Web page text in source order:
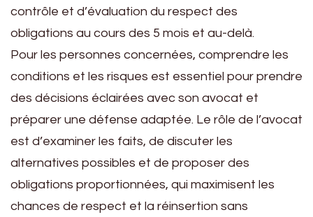
contrôle et d’évaluation du respect des
obligations au cours des 5 mois et au-delà.
Pour les personnes concernées, comprendre les
conditions et les risques est essentiel pour prendre
des décisions éclairées avec son avocat et
préparer une défense adaptée. Le rôle de l’avocat
est d’examiner les faits, de discuter les
alternatives possibles et de proposer des
obligations proportionnées, qui maximisent les
chances de respect et la réinsertion sans